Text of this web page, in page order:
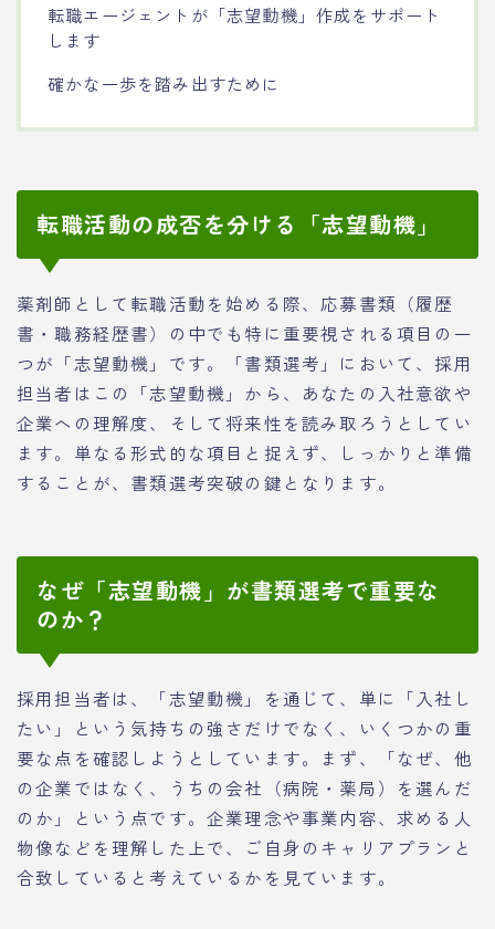
転職エージェントが「志望動機」作成をサポート
します
確かな一歩を踏み出すために
転職活動の成否を分ける「志望動機」
薬剤師として転職活動を始める際、応募書類（履歴
書・職務経歴書）の中でも特に重要視される項目の一
つが「志望動機」です。「書類選考」において、採用
担当者はこの「志望動機」から、あなたの入社意欲や
企業への理解度、そして将来性を読み取ろうとしてい
ます。単なる形式的な項目と捉えず、しっかりと準備
することが、書類選考突破の鍵となります。
なぜ「志望動機」が書類選考で重要な
のか？
採用担当者は、「志望動機」を通じて、単に「入社し
たい」という気持ちの強さだけでなく、いくつかの重
要な点を確認しようとしています。まず、「なぜ、他
の企業ではなく、うちの会社（病院・薬局）を選んだ
のか」という点です。企業理念や事業内容、求める人
物像などを理解した上で、ご自身のキャリアプランと
合致していると考えているかを見ています。